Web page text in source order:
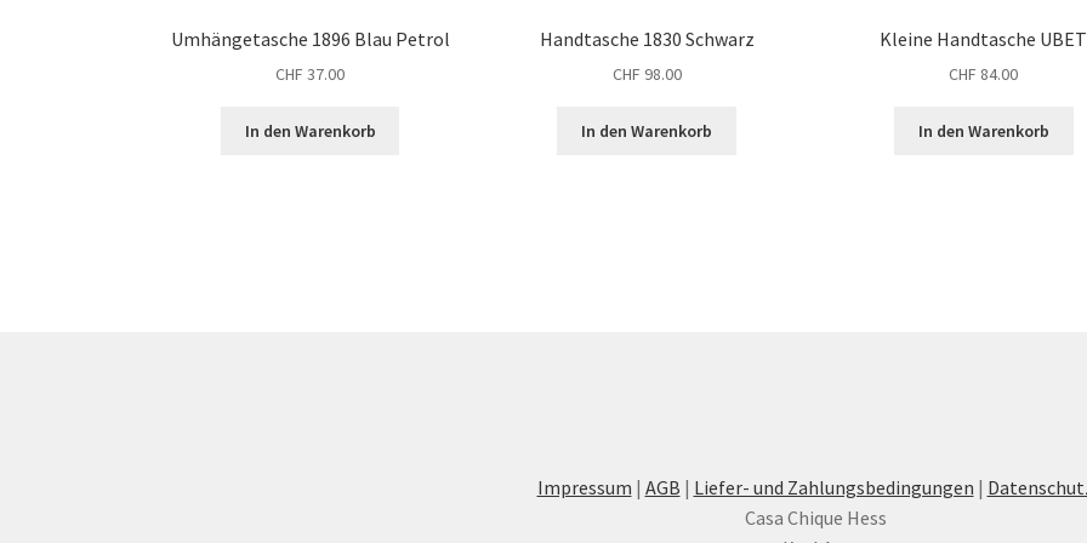
Umhängetasche 1896 Blau Petrol
CHF 37.00
In den Warenkorb
Handtasche 1830 Schwarz
CHF 98.00
In den Warenkorb
Kleine Handtasche UBET
CHF 84.00
In den Warenkorb
Impressum | AGB | Liefer- und Zahlungsbedingungen |
Casa Chique Hess